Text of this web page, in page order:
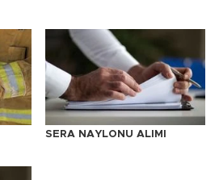
SERA NAYLONU ALIMI